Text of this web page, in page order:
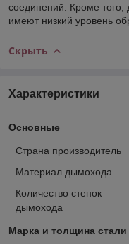
соединений. Кроме того,
имеют низкий уровень
Скрыть
Характеристики
Основные
Страна производитель
Материал дымохода
Количество стенок
дымохода
Марка и толщина стали